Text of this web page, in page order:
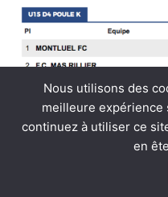
Nous utilisons des
meilleure expérience
continuez à utiliser ce
en